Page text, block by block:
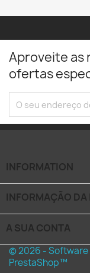
Aproveite as
ofertas
INFORMATION
INFORMAÇÃO DA
A SUA CONTA
© 2026 -
PrestaShop™